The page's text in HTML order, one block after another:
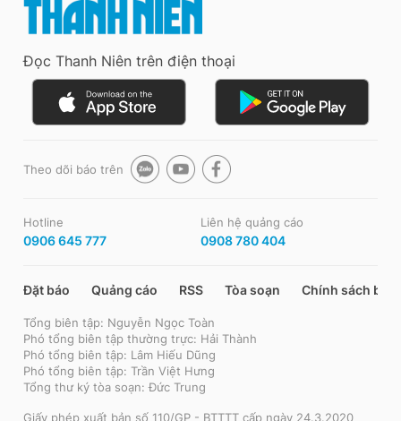
Đọc Thanh Niên trên điện thoại
Theo dõi báo trên
Hotline
0906 645 777
Liên hệ quảng cáo
0908 780 404
Đặt báo Quảng cáo RSS Tòa soạn Chính sách bảo
Tổng biên tập: Nguyễn Ngọc Toàn
Phó tổng biên tập thường trực: Hải Thành
Phó tổng biên tập: Lâm Hiếu Dũng
Phó tổng biên tập: Trần Việt Hưng
Tổng thư ký tòa soạn: Đức Trung
Giấy phép xuất bản số 110/GP - BTTTT cấp ngày 24.3.2020